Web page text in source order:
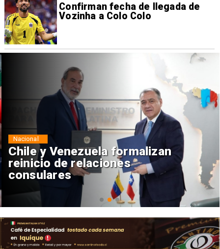
Confirman fecha de llegada de
Vozinha a Colo Colo
Chile y Venezuela formalizan
reinicio de relaciones
consulares
Nacional